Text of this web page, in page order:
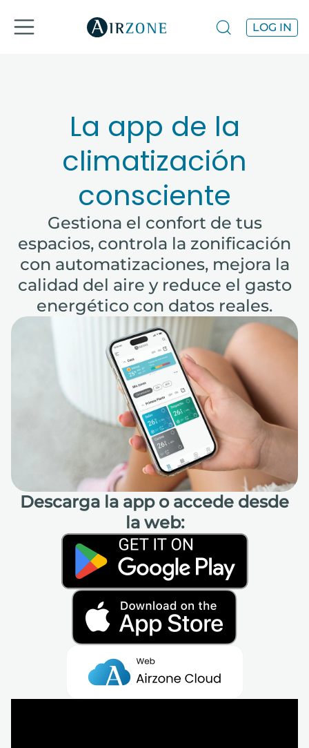
LOG IN
La app de la
climatización
consciente
Gestiona el confort de tus
espacios, controla la zonificación
con automatizaciones, mejora la
calidad del aire y reduce el gasto
energético con datos reales.
Descarga la app o accede desde
la web: